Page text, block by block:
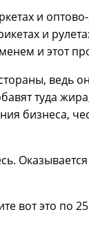
и
и
и этот
ведь
туда
бизнеса,
вот это по